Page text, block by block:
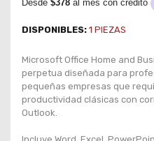
Desde $378 al mes con crédito
DISPONIBLES: 1 PIEZAS
Microsoft Office Home and
perpetua diseñada para
pequeñas empresas que
productividad clásicas con
Outlook.